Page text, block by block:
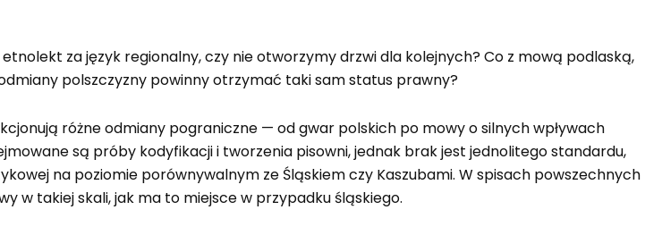
za język regionalny, czy nie otworzymy drzwi dla kolejnych? Co z mową podlaską,
polszczyzny powinny otrzymać taki sam status prawny?
różne odmiany pograniczne — od gwar polskich po mowy o silnych wpływach
są próby kodyfikacji i tworzenia pisowni, jednak brak jest jednolitego standardu,
na poziomie porównywalnym ze Śląskiem czy Kaszubami. W spisach powszechnych
w takiej skali, jak ma to miejsce w przypadku śląskiego.